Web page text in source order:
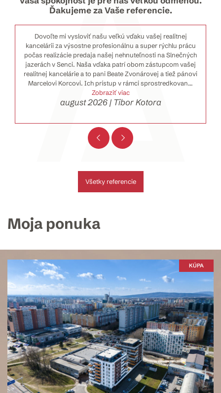
Ďakujeme za Vaše referencie.
Dovoľte mi vysloviť našu veľkú vďaku vašej realitnej
kancelárii za výsostne profesionálnu a super rýchlu prácu
počas realizácie predaja našej nehnuteľnosti na Slnečných
jazerách v Senci. Naša vďaka patrí obom zástupcom vašej
realitnej kancelárie a to pani Beate Zvonárovej a tiež pánovi
Marcelovi Korcovi. Ich prístup v rámci sprostredkovan...
Zobraziť viac
august 2026 | Tibor Kotora
Všetky referencie
Moja ponuka
KÚPA